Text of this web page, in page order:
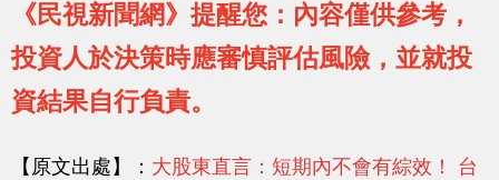
《民視新聞網》提醒您：內容僅供參考，
投資人於決策時應審慎評估風險，並就投
資結果自行負責。
【原文出處】： 大股東直言：短期內不會有綜效！ 台